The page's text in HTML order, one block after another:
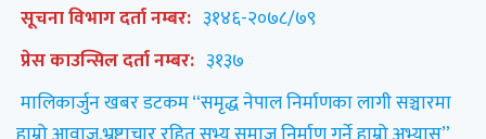
सूचना विभाग दर्ता नम्बर: ३१४६-२०७८/७९
प्रेस काउन्सिल दर्ता नम्बर: ३१३७
मालिकार्जुन खबर डटकम “समृद्ध नेपाल निर्माणका लागी सञ्चारमा